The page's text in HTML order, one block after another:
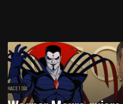
HACE 1 DÍA